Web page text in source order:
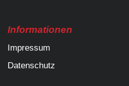
Informationen
Impressum
Datenschutz